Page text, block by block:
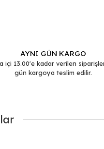
AYNI GÜN KARGO
içi 13.00'e kadar verilen
gün kargoya teslim edilir.